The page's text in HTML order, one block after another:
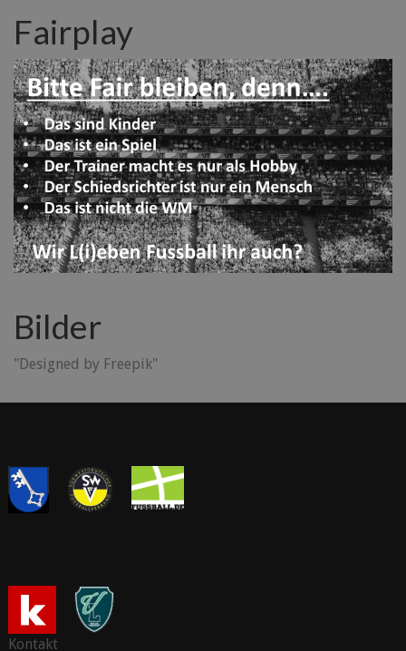
Fairplay
Bilder
"Designed by Freepik"
Kontakt